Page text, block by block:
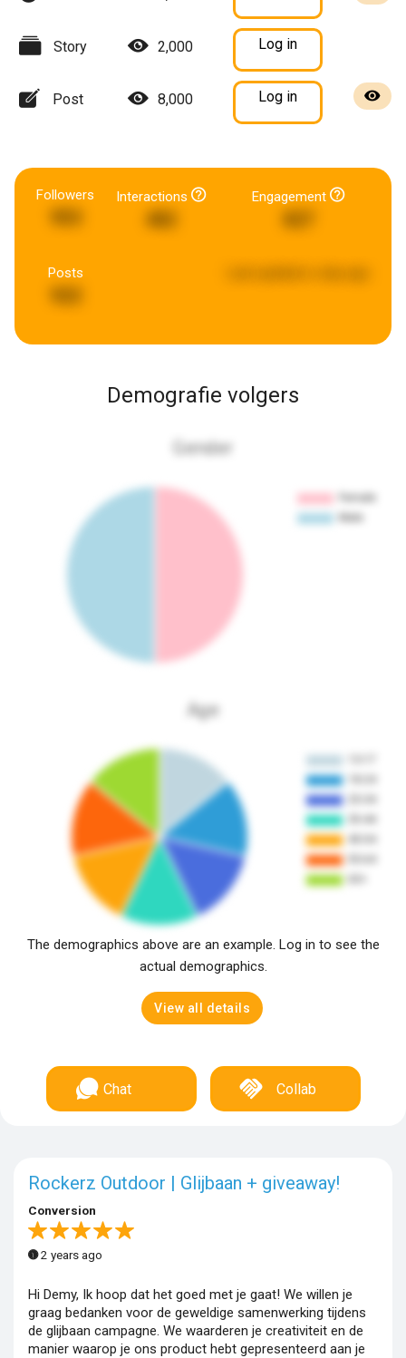
Story 2,000 Log in
Post 8,000 Log in
Followers Interactions
482
Engagement
Posts
Demografie volgers
Gender
Age
The demographics above are an example. Log in to see the
actual demographics.
View all details
Chat Collab
Rockerz Outdoor | Glijbaan + giveaway!
Conversion
2 years ago
Hi Demy, Ik hoop dat het goed met je gaat! We willen je
graag bedanken voor de geweldige samenwerking tijdens
de glijbaan campagne. We waarderen je creativiteit en de
manier waarop je ons product hebt gepresenteerd aan je